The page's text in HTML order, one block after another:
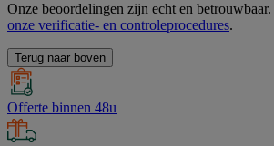
Onze beoordelingen zijn echt en betrouwbaar.
onze verificatie- en controleprocedures.
Terug naar boven
Offerte binnen 48u